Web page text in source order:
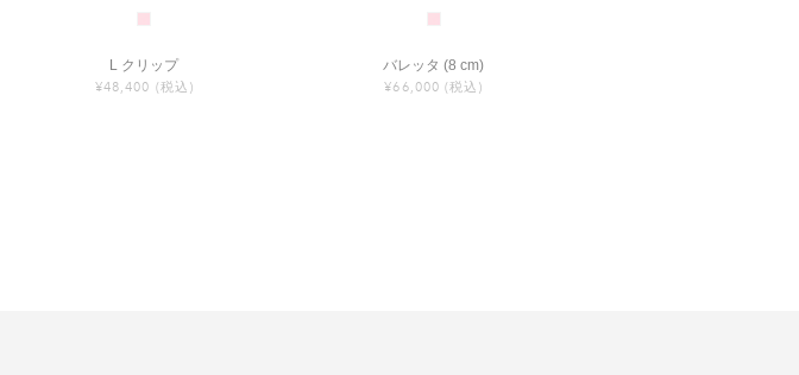
L クリップ
¥48,400 (税込)
バレッタ (8 cm)
¥66,000 (税込)